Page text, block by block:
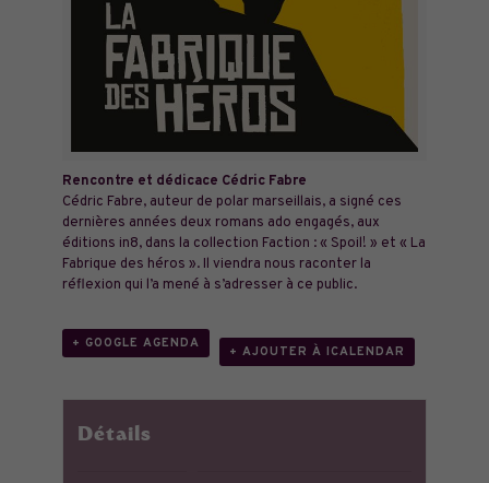
Rencontre et dédicace Cédric Fabre
Cédric Fabre, auteur de polar marseillais, a signé ces
dernières années deux romans ado engagés, aux
éditions in8, dans la collection Faction : « Spoil! » et « La
Fabrique des héros ». Il viendra nous raconter la
réflexion qui l’a mené à s’adresser à ce public.
+ GOOGLE AGENDA
+ AJOUTER À ICALENDAR
Détails